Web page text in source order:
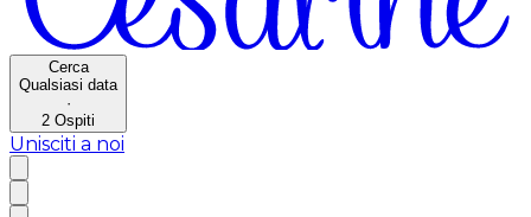
Cerca
Qualsiasi data
·
2 Ospiti
Unisciti a noi